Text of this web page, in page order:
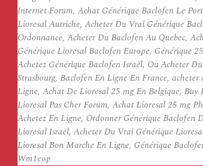
Internet Forum, Achat Générique Baclofen Le
Lioresal Autriche, Acheter Du Vrai Générique
Ordonnance, Acheter Du Baclofen Au Quebec,
Générique Lioresal Baclofen Europe, Générique
Achetez Générique Baclofen Israël, Ou Acheter
Strasbourg, Baclofen En Ligne En France,
Ligne, Achat De Lioresal 25 mg En Belgique,
Lioresal Pas Cher Forum, Achat Lioresal 25 mg
Achetez En Ligne, Ordonner Générique Baclofen
Lioresal Israël, Acheter Du Vrai Générique
Lioresal Bon Marche En Ligne, Générique
Wm1eop